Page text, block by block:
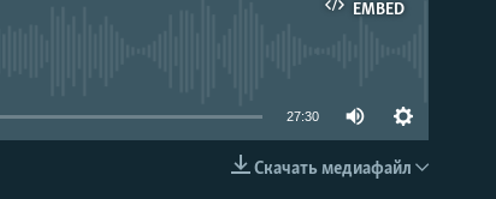
EMBED
EMBED
27:30
Скачать медиафайл